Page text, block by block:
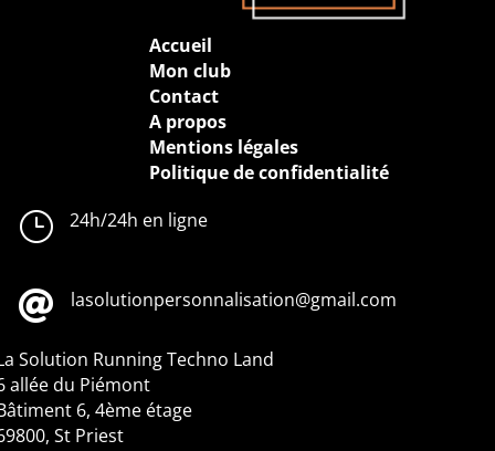
Accueil
Mon club
Contact
A propos
Mentions légales
Politique de confidentialité
} 24h/24h en ligne
 lasolutionpersonnalisation@gmail.com
Solution RunningTechno Land
allée du Piémont
6, 4ème étage
St Priest